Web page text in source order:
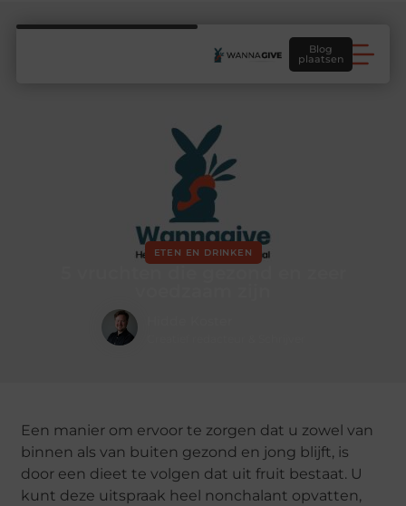
Blog
plaatsen
ETEN EN DRINKEN
Een manier om ervoor te zorgen dat u zowel van
binnen als van buiten gezond en jong blijft, is
door een dieet te volgen dat uit fruit bestaat. U
kunt deze uitspraak heel nonchalant opvatten,